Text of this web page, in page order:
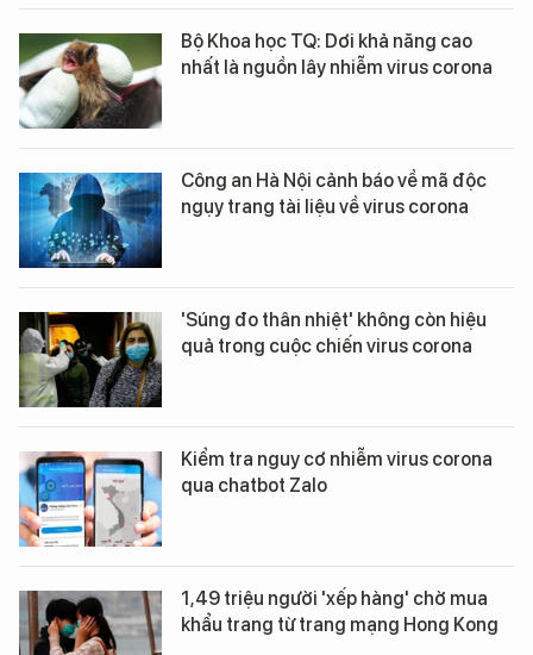
Bộ Khoa học TQ: Dơi khả năng cao
nhất là nguồn lây nhiễm virus corona
Công an Hà Nội cảnh báo về mã độc
ngụy trang tài liệu về virus corona
'Súng đo thân nhiệt' không còn hiệu
quả trong cuộc chiến virus corona
Kiểm tra nguy cơ nhiễm virus corona
qua chatbot Zalo
1,49 triệu người 'xếp hàng' chờ mua
khẩu trang từ trang mạng Hong Kong